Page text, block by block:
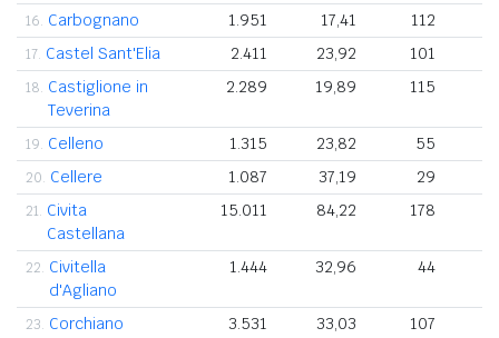
16. Carbognano 1.951 17,41 112
17. Castel Sant'Elia 2.411 23,92 101
18. Castiglione in
Teverina
2.289 19,89 115
19. Celleno 1.315 23,82 55
20. Cellere 1.087 37,19 29
21. Civita
Castellana
15.011 84,22 178
22. Civitella
d'Agliano
1.444 32,96 44
23. Corchiano 3.531 33,03 107